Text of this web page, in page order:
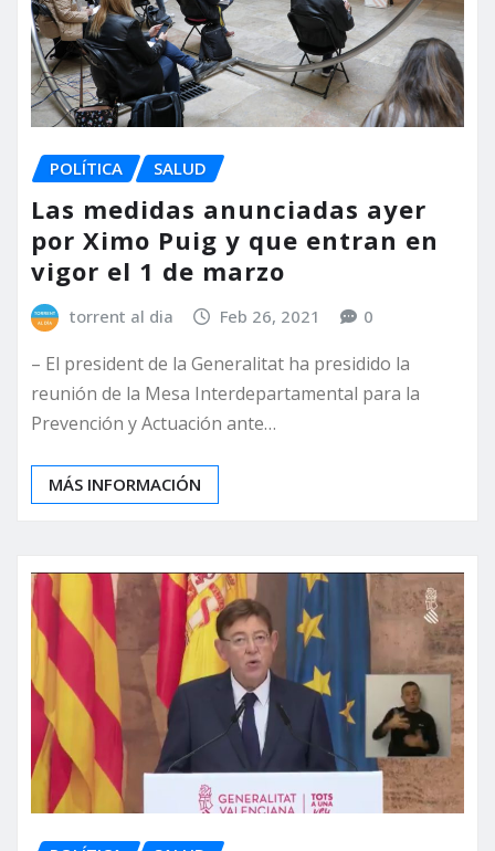
POLÍTICA SALUD
Las medidas anunciadas ayer
por Ximo Puig y que entran en
vigor el 1 de marzo
torrent al dia Feb 26, 2021 0
– El president de la Generalitat ha presidido la
reunión de la Mesa Interdepartamental para la
Prevención y Actuación ante…
MÁS INFORMACIÓN